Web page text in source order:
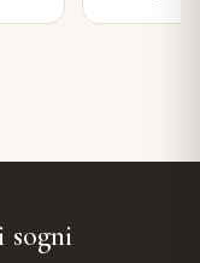
sogni